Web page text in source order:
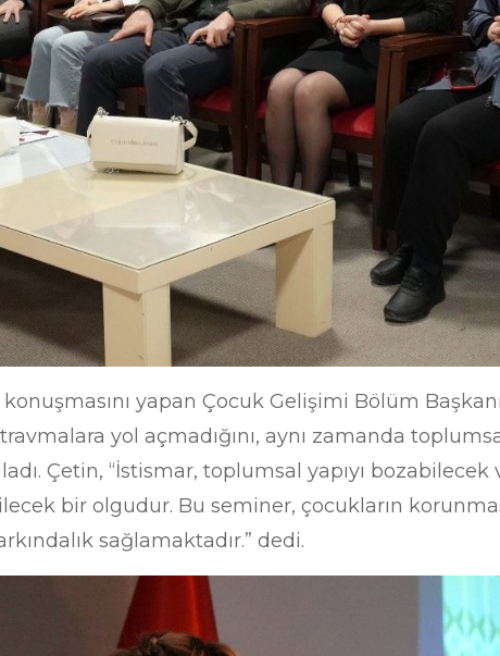
konuşmasını yapan Çocuk Gelişimi Bölüm
yol açmadığını, aynı zamanda
Çetin, “İstismar, toplumsal yapıyı
bir olgudur. Bu seminer, çocukların
sağlamaktadır.” dedi.